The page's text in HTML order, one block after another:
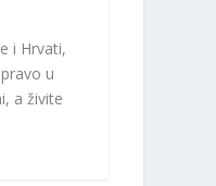
i Hrvati,
u
a živite